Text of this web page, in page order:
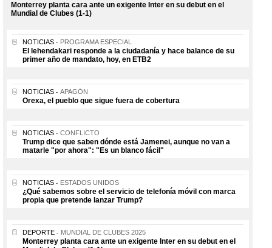
Monterrey planta cara ante un exigente Inter en su debut en el
Mundial de Clubes (1-1)
NOTICIAS PROGRAMA ESPECIAL
El lehendakari responde a la ciudadanía y hace balance de su
primer año de mandato, hoy, en ETB2
NOTICIAS APAGÓN
Orexa, el pueblo que sigue fuera de cobertura
NOTICIAS CONFLICTO
Trump dice que saben dónde está Jamenei, aunque no van a
matarle "por ahora": "Es un blanco fácil"
NOTICIAS ESTADOS UNIDOS
¿Qué sabemos sobre el servicio de telefonía móvil con marca
propia que pretende lanzar Trump?
DEPORTE MUNDIAL DE CLUBES 2025
Monterrey planta cara ante un exigente Inter en su debut en el